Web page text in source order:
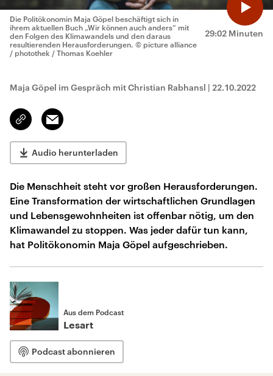
29:02 Minuten
Die Politökonomin Maja Göpel beschäftigt sich in
ihrem aktuellen Buch „Wir können auch anders“ mit
den Folgen des Klimawandels und den daraus
resultierenden Herausforderungen. © picture alliance
/ photothek / Thomas Koehler
Maja Göpel im Gespräch mit Christian Rabhansl | 22.10.2022
Link
kopieren/teilen
Email
Audio herunterladen
Die Menschheit steht vor großen Herausforderungen.
Eine Transformation der wirtschaftlichen Grundlagen
und Lebensgewohnheiten ist offenbar nötig, um den
Klimawandel zu stoppen. Was jeder dafür tun kann,
hat Politökonomin Maja Göpel aufgeschrieben.
Aus dem Podcast
Lesart
Podcast abonnieren